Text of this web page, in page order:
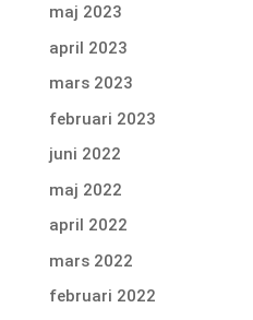
maj 2023
april 2023
mars 2023
februari 2023
juni 2022
maj 2022
april 2022
mars 2022
februari 2022